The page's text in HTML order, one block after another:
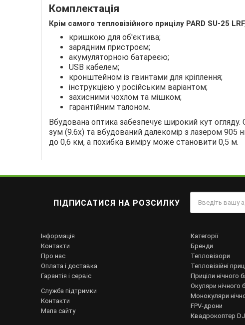
Комплектація
Крім самого тепловізійного прицілу PARD SU-25
кришкою для об'єктива;
зарядним пристроєм;
акумуляторною батареєю;
USB кабелем;
кронштейном із гвинтами для кріплення;
інструкцією у російським варіантом;
захисними чохлом та мішком;
гарантійним талоном.
Вбудована оптика забезпечує широкий кут
зум (9.6х) та вбудований далекомір з лазером
до 0,6 км, а похибка виміру може становити 0,5 м.
ПІДПИСАТИСЯ НА РОЗСИЛКУ
Інформація
Контакти
Про нас
Оплата і доставка
Гарантія і сервіс
Служба підтримки
Контакти
Мапа сайту
Категорії
Бренди
Тепловізори
Тепловізійні
Приціли нічного
Окуляри нічного
Монокуляри
FPV-дрони
Квадрокоптер